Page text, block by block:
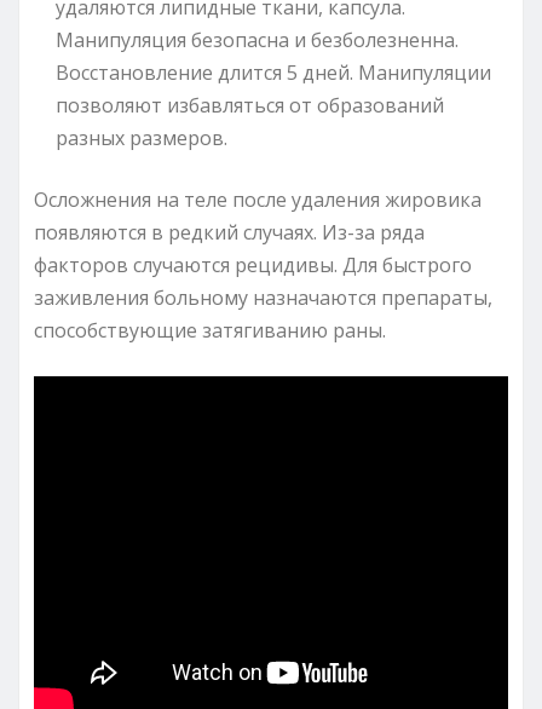
удаляются липидные ткани, капсула.
Манипуляция безопасна и безболезненна.
Восстановление длится 5 дней. Манипуляции
позволяют избавляться от образований
разных размеров.
Осложнения на теле после удаления жировика
появляются в редкий случаях. Из-за ряда
факторов случаются рецидивы. Для быстрого
заживления больному назначаются препараты,
способствующие затягиванию раны.